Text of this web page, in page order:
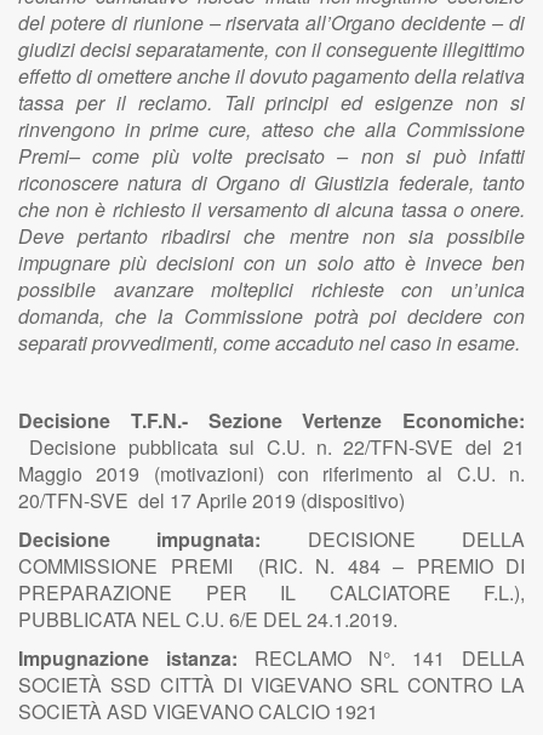
del potere di riunione – riservata all’Organo decidente – di
giudizi decisi separatamente, con il conseguente illegittimo
effetto di omettere anche il dovuto pagamento della relativa
tassa per il reclamo. Tali principi ed esigenze non si
rinvengono in prime cure, atteso che alla Commissione
Premi– come più volte precisato – non si può infatti
riconoscere natura di Organo di Giustizia federale, tanto
che non è richiesto il versamento di alcuna tassa o onere.
Deve pertanto ribadirsi che mentre non sia possibile
impugnare più decisioni con un solo atto è invece ben
possibile avanzare molteplici richieste con un’unica
domanda, che la Commissione potrà poi decidere con
separati provvedimenti, come accaduto nel caso in esame.
Decisione T.F.N.- Sezione Vertenze Economiche:
Decisione pubblicata sul C.U. n. 22/TFN-SVE del 21
Maggio 2019 (motivazioni) con riferimento al C.U. n.
20/TFN-SVE del 17 Aprile 2019 (dispositivo)
Decisione impugnata: DECISIONE DELLA
COMMISSIONE PREMI (RIC. N. 484 – PREMIO DI
PREPARAZIONE PER IL CALCIATORE F.L.),
PUBBLICATA NEL C.U. 6/E DEL 24.1.2019.
Impugnazione istanza: RECLAMO N°. 141 DELLA
SOCIETÀ SSD CITTÀ DI VIGEVANO SRL CONTRO LA
SOCIETÀ ASD VIGEVANO CALCIO 1921